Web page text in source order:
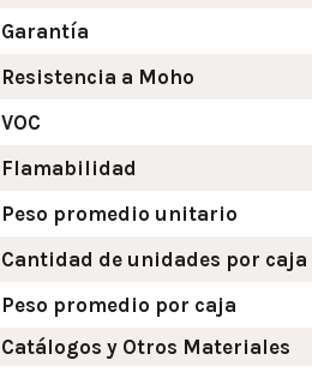
Garantía
Resistencia a Moho
VOC
Flamabilidad
Peso promedio unitario
Cantidad de unidades por caja
Peso promedio por caja
Catálogos y Otros Materiales